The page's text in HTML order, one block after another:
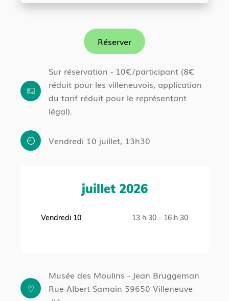
Réserver
Sur réservation - 10€/participant (8€
réduit pour les villeneuvois, application
du tarif réduit pour le représentant
légal).
Vendredi 10 juillet, 13h30
juillet 2026
Vendredi 10 13 h 30 - 16 h 30
Musée des Moulins - Jean Bruggeman
Rue Albert Samain 59650 Villeneuve